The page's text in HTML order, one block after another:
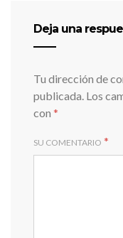
Deja una
Tu dirección de
publicada. Los
con *
SU COMENTARIO *